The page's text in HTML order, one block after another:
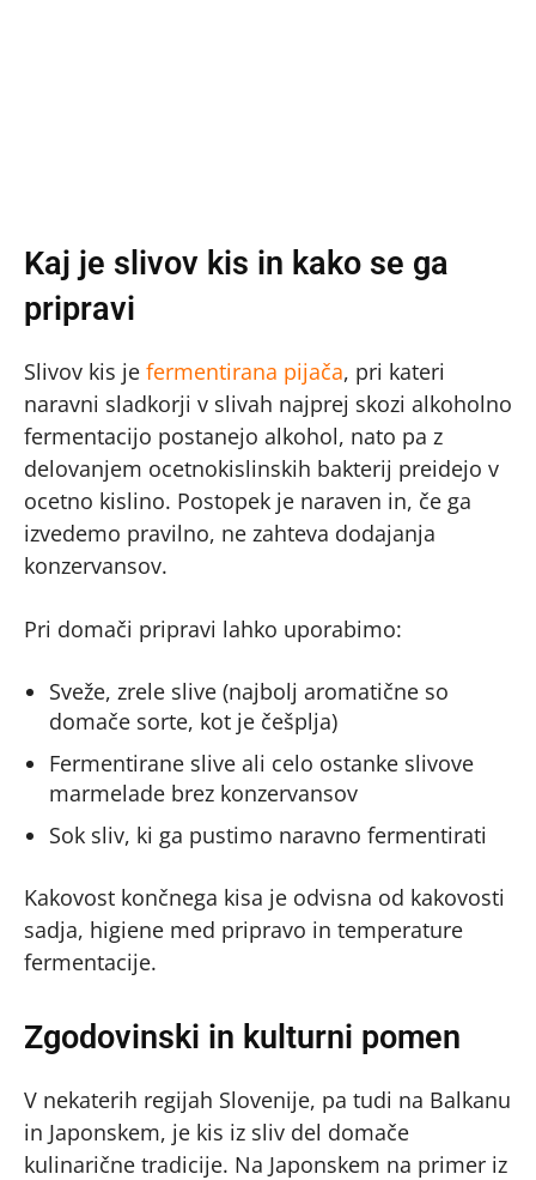
Kaj je slivov kis in kako se ga
pripravi
Slivov kis je fermentirana pijača, pri kateri
naravni sladkorji v slivah najprej skozi alkoholno
fermentacijo postanejo alkohol, nato pa z
delovanjem ocetnokislinskih bakterij preidejo v
ocetno kislino. Postopek je naraven in, če ga
izvedemo pravilno, ne zahteva dodajanja
konzervansov.
Pri domači pripravi lahko uporabimo:
Sveže, zrele slive (najbolj aromatične so
domače sorte, kot je češplja)
Fermentirane slive ali celo ostanke slivove
marmelade brez konzervansov
Sok sliv, ki ga pustimo naravno fermentirati
Kakovost končnega kisa je odvisna od kakovosti
sadja, higiene med pripravo in temperature
fermentacije.
Zgodovinski in kulturni pomen
V nekaterih regijah Slovenije, pa tudi na Balkanu
in Japonskem, je kis iz sliv del domače
kulinarične tradicije. Na Japonskem na primer iz